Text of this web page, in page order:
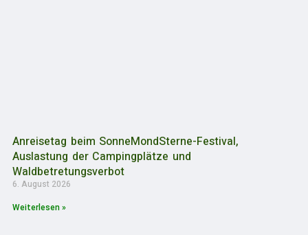
Anreisetag beim SonneMondSterne-Festival,
Auslastung der Campingplätze und
Waldbetretungsverbot
6. August 2026
Weiterlesen »